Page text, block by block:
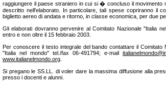
raggiungere il paese straniero in cui si � concluso il movimento
descritto nell'elaborato. In particolare, tali spese copriranno il
biglietto aereo di andata e ritorno, in classe economica, per due
Gli elaborati dovranno pervenire al Comitato Nazionale "Italia
entro e non oltre il 15 febbraio 2003.
Per conoscere il testo integrale del bando contattare il Comitato
"Italia nel mondo" tel./fax 06-491794; e-mail
www.italianelmondo.org
Si pregano le SS.LL. di voler dare la massima diffusione alla
presso i docenti e alunni.